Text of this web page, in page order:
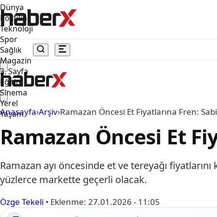
Dünya
Politika
Teknoloji
Spor
Sağlık
Magazin
3. Sayfa
Eğitim
Sinema
Yerel
Yaşam
Anasayfa›Arşiv›Ramazan Öncesi Et Fiyatlarına Fren:
Ramazan Öncesi Et
Ramazan ayı öncesinde et ve tereyağı
yüzlerce markette geçerli olacak.
Özge Tekeli • Eklenme: 27.01.2026 - 11:05